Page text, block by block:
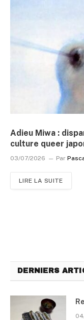
Adieu Miwa :
culture queer
03/07/2026 Par
LIRE LA SUITE
DERNIERS